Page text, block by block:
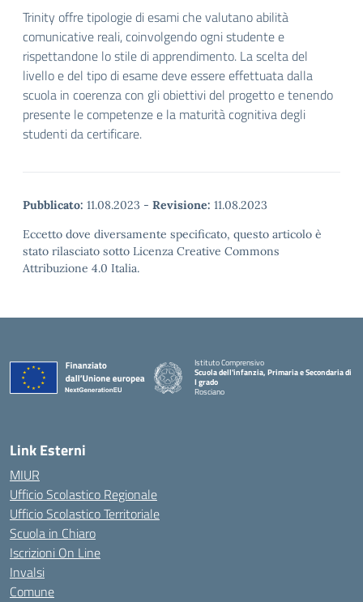
Trinity offre tipologie di esami che valutano abilità
comunicative reali, coinvolgendo ogni studente e
rispettandone lo stile di apprendimento. La scelta del
livello e del tipo di esame deve essere effettuata dalla
scuola in coerenza con gli obiettivi del progetto e tenendo
presente le competenze e la maturità cognitiva degli
studenti da certificare.
Pubblicato: 11.08.2023 - Revisione: 11.08.2023
Eccetto dove diversamente specificato, questo articolo è
stato rilasciato sotto Licenza Creative Commons
Attribuzione 4.0 Italia.
Istituto Comprensivo
Scuola dell'infanzia, Primaria e Secondaria di
I grado
Rosciano
Link Esterni
MIUR
Ufficio Scolastico Regionale
Ufficio Scolastico Territoriale
Scuola in Chiaro
Iscrizioni On Line
Invalsi
Comune